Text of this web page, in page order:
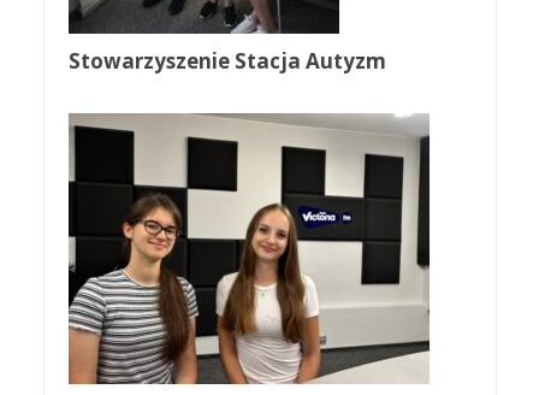
Stowarzyszenie Stacja Autyzm